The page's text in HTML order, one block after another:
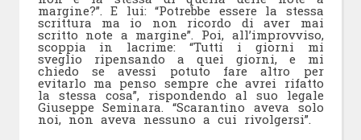
margine?”. E lui: “Potrebbe essere la stessa
scrittura ma io non ricordo di aver mai
scritto note a margine”. Poi, all’improvviso,
scoppia in lacrime: “Tutti i giorni mi
sveglio ripensando a quei giorni, e mi
chiedo se avessi potuto fare altro per
evitarlo ma penso sempre che avrei rifatto
la stessa cosa”, rispondendo al suo legale
Giuseppe Seminara. “Scarantino aveva solo
noi, non aveva nessuno a cui rivolgersi”.